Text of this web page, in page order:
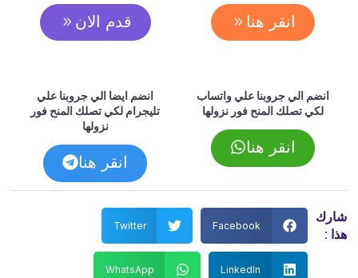
انقر هنا
قدم الان
انضم الي جروبنا علي واتساب
لكي تصلك المنح فور نزولها
انقر هنا
انضم ايضا الي جروبنا علي
تليجرام لكي تصلك المنح فور
نزولها
انقر هنا
شارك
هذا :
Facebook
Twitter
LinkedIn
WhatsApp